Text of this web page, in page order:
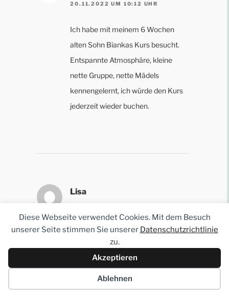
Diese Webseite verwendet Cookies. Mit dem Besuch
unserer Seite stimmen Sie unserer Datenschutzrichtlinie
zu.
Akzeptieren
Ablehnen
20.11.2022 UM 10:12 UHR
Ich habe mit meinem 6 Wochen
alten Sohn Biankas Kurs besucht.
Entspannte Atmosphäre, kleine
nette Gruppe, nette Mädels
kennengelernt, ich würde den Kurs
jederzeit wieder buchen.
Lisa
besucht. In gemütlicher
Atmosphäre werden die